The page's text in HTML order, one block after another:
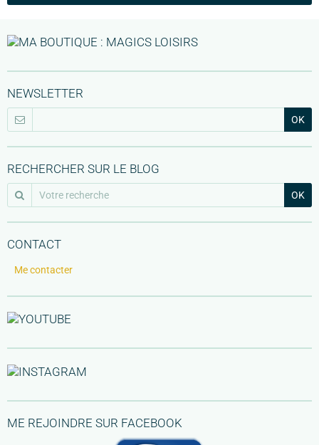
NEWSLETTER
OK
RECHERCHER SUR LE BLOG
OK
CONTACT
Me contacter
ME REJOINDRE SUR FACEBOOK